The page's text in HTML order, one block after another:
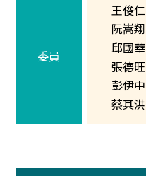
委員
王俊仁
阮嵩翔
邱國華
張德旺
彭伊中
蔡其洪